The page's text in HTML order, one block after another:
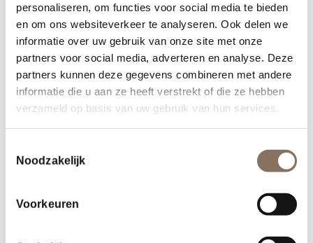
personaliseren, om functies voor social media te bieden
en om ons websiteverkeer te analyseren. Ook delen we
informatie over uw gebruik van onze site met onze
partners voor social media, adverteren en analyse. Deze
partners kunnen deze gegevens combineren met andere
informatie die u aan ze heeft verstrekt of die ze hebben
verzameld op basis van uw gebruik van hun services.
Noodzakelijk
Voorkeuren
Laatste start bouw event
met kopers in het
Theresiakwartier
geslaagd!
22 februari 2024
Bestemmingsplan